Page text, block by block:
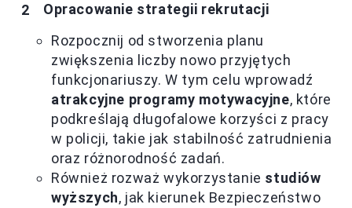
Opracowanie strategii rekrutacji
Rozpocznij od stworzenia planu
zwiększenia liczby nowo przyjętych
funkcjonariuszy. W tym celu wprowadź
atrakcyjne programy motywacyjne, które
podkreślają długofalowe korzyści z pracy
w policji, takie jak stabilność zatrudnienia
oraz różnorodność zadań.
Również rozważ wykorzystanie studiów
wyższych, jak kierunek Bezpieczeństwo